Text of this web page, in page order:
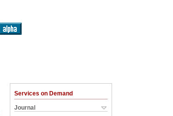
Services on Demand
Journal